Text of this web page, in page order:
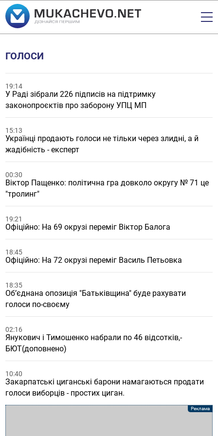
ГОЛОСИ
19:14
У Раді зібрали 226 підписів на підтримку
законопроєктів про заборону УПЦ МП
15:13
Українці продають голоси не тільки через злидні, а й
жадібність - експерт
00:30
Віктор Пащенко: політична гра довколо округу № 71 це
"тролинг"
19:21
Офіційно: На 69 окрузі переміг Віктор Балога
18:45
Офіційно: На 72 окрузі переміг Василь Петьовка
18:35
Об’єднана опозиція "Батьківщина" буде рахувати
голоси по-своєму
02:16
Янукович і Тимошенко набрали по 46 відсотків,-
БЮТ(доповнено)
10:40
Закарпатські циганські барони намагаються продати
голоси виборців - простих циган.